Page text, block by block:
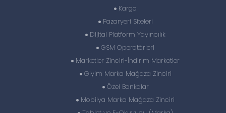
Kargo
Pazaryeri Siteleri
Dijital Platform Yayıncılık
GSM Operatörleri
Marketler Zinciri-İndirim Marketler
Giyim Marka Mağaza Zinciri
Özel Bankalar
Mobilya Marka Mağaza Zinciri